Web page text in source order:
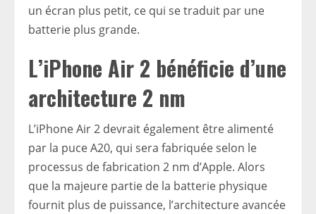
un écran plus petit, ce qui se traduit par une
batterie plus grande.
L’iPhone Air 2 bénéficie d’une
architecture 2 nm
L’iPhone Air 2 devrait également être alimenté
par la puce A20, qui sera fabriquée selon le
processus de fabrication 2 nm d’Apple. Alors
que la majeure partie de la batterie physique
fournit plus de puissance, l’architecture avancée